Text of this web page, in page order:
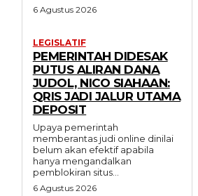
6 Agustus 2026
LEGISLATIF
PEMERINTAH DIDESAK
PUTUS ALIRAN DANA
JUDOL, NICO SIAHAAN:
QRIS JADI JALUR UTAMA
DEPOSIT
Upaya pemerintah
memberantas judi online dinilai
belum akan efektif apabila
hanya mengandalkan
pemblokiran situs...
6 Agustus 2026